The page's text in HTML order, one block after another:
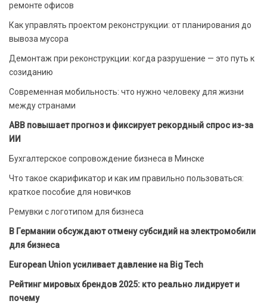
ремонте офисов
Как управлять проектом реконструкции: от планирования до
вывоза мусора
Демонтаж при реконструкции: когда разрушение — это путь к
созиданию
Современная мобильность: что нужно человеку для жизни
между странами
ABB повышает прогноз и фиксирует рекордный спрос из-за
ИИ
Бухгалтерское сопровождение бизнеса в Минске
Что такое скарификатор и как им правильно пользоваться:
краткое пособие для новичков
Ремувки с логотипом для бизнеса
В Германии обсуждают отмену субсидий на электромобили
для бизнеса
European Union усиливает давление на Big Tech
Рейтинг мировых брендов 2025: кто реально лидирует и
почему